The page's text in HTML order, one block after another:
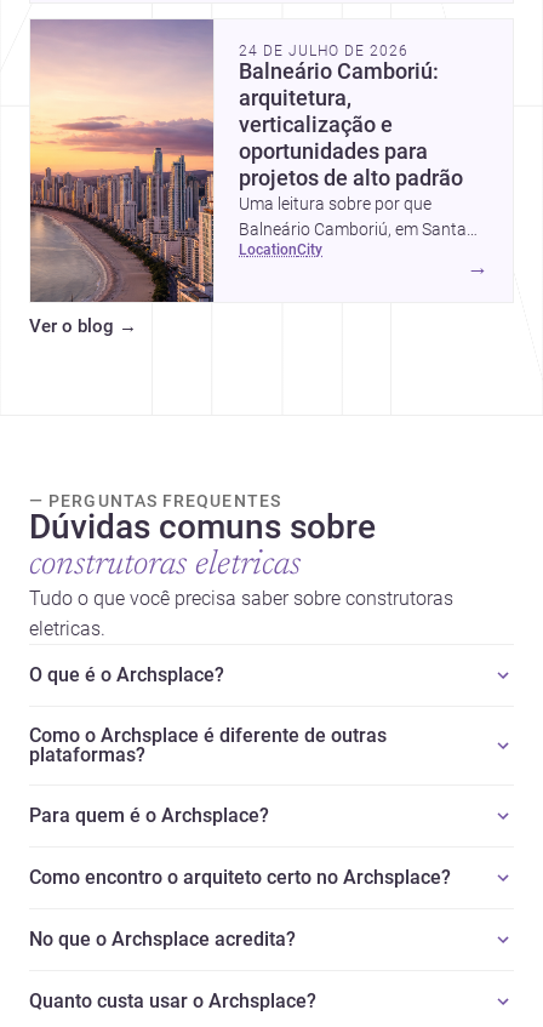
24 DE JULHO DE 2026
Balneário Camboriú:
arquitetura,
verticalização e
oportunidades para
projetos de alto padrão
Uma leitura sobre por que
Balneário Camboriú, em Santa
Catarina, virou referência em
location city
→
Ver o blog →
— PERGUNTAS FREQUENTES
Dúvidas comuns sobre
construtoras eletricas
Tudo o que você precisa saber sobre construtoras
eletricas.
O que é o Archsplace?
Como o Archsplace é diferente de outras
plataformas?
Para quem é o Archsplace?
Como encontro o arquiteto certo no Archsplace?
No que o Archsplace acredita?
Quanto custa usar o Archsplace?